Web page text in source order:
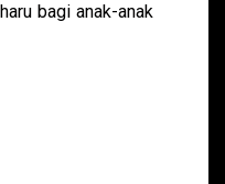
bagi anak-anak